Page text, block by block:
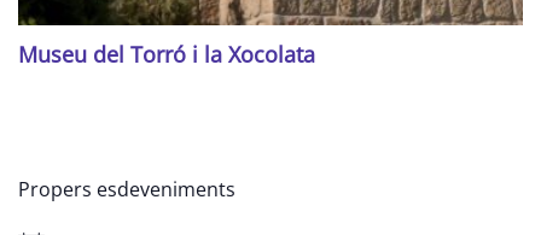
Museu del Torró i la Xocolata
Propers esdeveniments